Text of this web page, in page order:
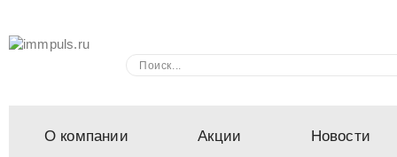
О компании Акции Новости